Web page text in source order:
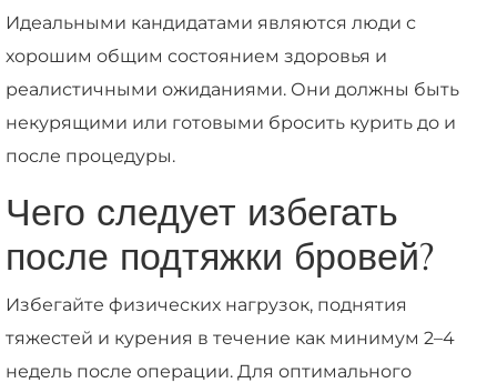
Идеальными кандидатами являются люди с
хорошим общим состоянием здоровья и
реалистичными ожиданиями. Они должны быть
некурящими или готовыми бросить курить до и
после процедуры.
Чего следует избегать
после подтяжки бровей?
Избегайте физических нагрузок, поднятия
тяжестей и курения в течение как минимум 2–4
недель после операции. Для оптимального